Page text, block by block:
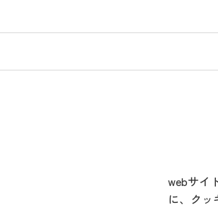
webサイ
に、クッ